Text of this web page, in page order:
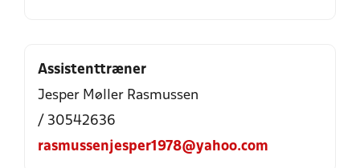
Assistenttræner
Jesper Møller Rasmussen
/ 30542636
rasmussenjesper1978@yahoo.com